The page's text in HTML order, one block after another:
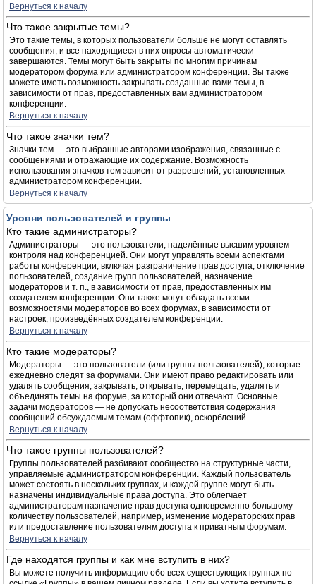
Вернуться к началу
Что такое закрытые темы?
Это такие темы, в которых пользователи больше не могут оставлять
сообщения, и все находящиеся в них опросы автоматически
завершаются. Темы могут быть закрыты по многим причинам
модератором форума или администратором конференции. Вы также
можете иметь возможность закрывать созданные вами темы, в
зависимости от прав, предоставленных вам администратором
конференции.
Вернуться к началу
Что такое значки тем?
Значки тем — это выбранные авторами изображения, связанные с
сообщениями и отражающие их содержание. Возможность
использования значков тем зависит от разрешений, установленных
администратором конференции.
Вернуться к началу
Уровни пользователей и группы
Кто такие администраторы?
Администраторы — это пользователи, наделённые высшим уровнем
контроля над конференцией. Они могут управлять всеми аспектами
работы конференции, включая разграничение прав доступа, отключение
пользователей, создание групп пользователей, назначение
модераторов и т. п., в зависимости от прав, предоставленных им
создателем конференции. Они также могут обладать всеми
возможностями модераторов во всех форумах, в зависимости от
настроек, произведённых создателем конференции.
Вернуться к началу
Кто такие модераторы?
Модераторы — это пользователи (или группы пользователей), которые
ежедневно следят за форумами. Они имеют право редактировать или
удалять сообщения, закрывать, открывать, перемещать, удалять и
объединять темы на форуме, за который они отвечают. Основные
задачи модераторов — не допускать несоответствия содержания
сообщений обсуждаемым темам (оффтопик), оскорблений.
Вернуться к началу
Что такое группы пользователей?
Группы пользователей разбивают сообщество на структурные части,
управляемые администратором конференции. Каждый пользователь
может состоять в нескольких группах, и каждой группе могут быть
назначены индивидуальные права доступа. Это облегчает
администраторам назначение прав доступа одновременно большому
количеству пользователей, например, изменение модераторских прав
или предоставление пользователям доступа к приватным форумам.
Вернуться к началу
Где находятся группы и как мне вступить в них?
Вы можете получить информацию обо всех существующих группах по